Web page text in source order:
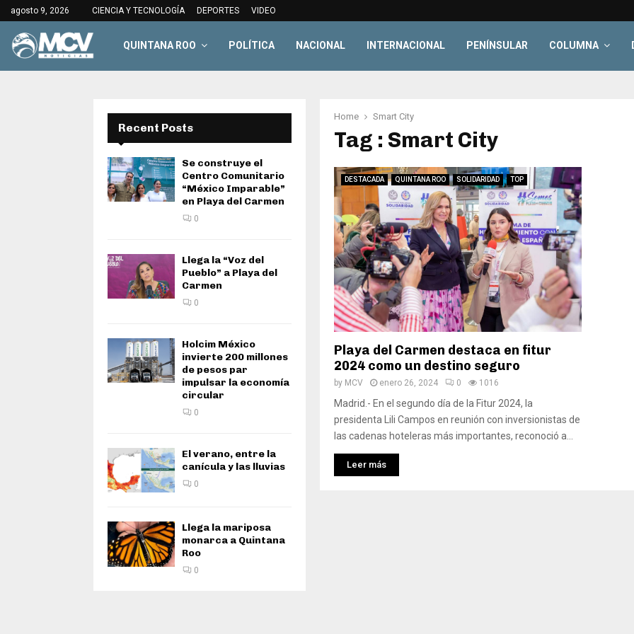
agosto 9, 2026 CIENCIA Y TECNOLOGÍA DEPORTES VIDEO
QUINTANA ROO POLÍTICA NACIONAL INTERNACIONAL PENÍNSULAR COLUMNA
Home Smart City
Tag : Smart City
DESTACADA QUINTANA ROO SOLIDARIDAD TOP
Playa del Carmen destaca en fitur
2024 como un destino seguro
by MCV enero 26, 2024 0 1016
Madrid.- En el segundo día de la Fitur 2024, la
presidenta Lili Campos en reunión con inversionistas de
las cadenas hoteleras más importantes, reconoció a...
Leer más
Recent Posts
Se construye el
Centro Comunitario
“México Imparable”
en Playa del Carmen
0
Llega la “Voz del
Pueblo” a Playa del
Carmen
0
Holcim México
invierte 200 millones
de pesos par
impulsar la economía
circular
0
El verano, entre la
canícula y las lluvias
0
Llega la mariposa
monarca a Quintana
Roo
0